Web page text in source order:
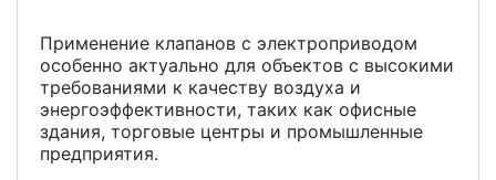
Применение клапанов с электроприводом
особенно актуально для объектов с высокими
требованиями к качеству воздуха и
энергоэффективности, таких как офисные
здания, торговые центры и промышленные
предприятия.